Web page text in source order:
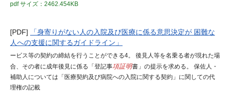
pdfサイズ：2462.454KB
[PDF]
「身寄りがない人の入院及び医療に係る意思決定が 困難な
人への支援に関するガイドライン」
ービス等の契約の締結を行うことができる4。 後見人等を名乗る者が現れた場
合、その者に成年後見に係る「登記事項証明書」の提示を求める。 保佐人・
補助人については「医療契約及び病院への入院に関する契約」に関しての代
理権の記載